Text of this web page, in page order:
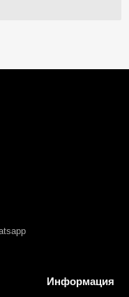
Информация